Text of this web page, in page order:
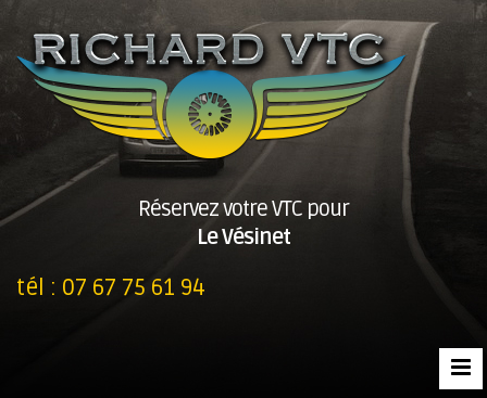
Réservez votre VTC pour
Le Vésinet
tél : 07 67 75 61 94